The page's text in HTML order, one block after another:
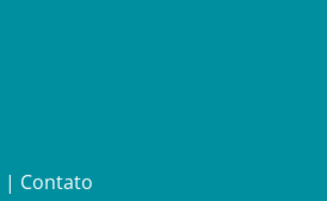
| Contato